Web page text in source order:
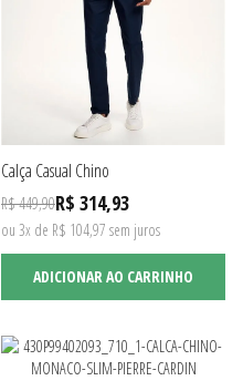
Calça Casual Chino
R$ 449,90R$ 314,93
ou 3x de R$ 104,97 sem juros
ADICIONAR AO CARRINHO